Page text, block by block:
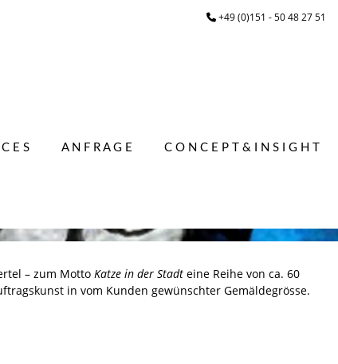
+49 (0)151 - 50 48 27 51
E S A N F R A G E C O N C E P T & I N S I G H T
– zum Motto Katze in der Stadt eine Reihe von ca. 60
in vom Kunden gewünschter Gemäldegrösse.